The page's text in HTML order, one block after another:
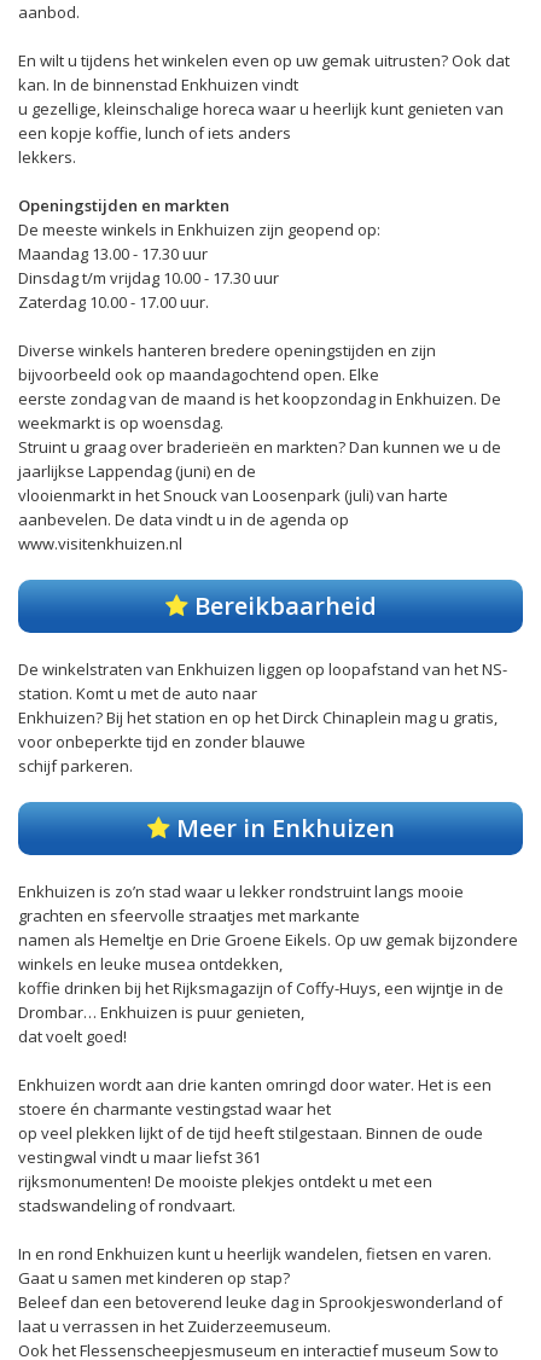
aanbod.
En wilt u tijdens het winkelen even op uw gemak uitrusten? Ook dat
kan. In de binnenstad Enkhuizen vindt
u gezellige, kleinschalige horeca waar u heerlijk kunt genieten van
een kopje koffie, lunch of iets anders
lekkers.
Openingstijden en markten
De meeste winkels in Enkhuizen zijn geopend op:
Maandag 13.00 - 17.30 uur
Dinsdag t/m vrijdag 10.00 - 17.30 uur
Zaterdag 10.00 - 17.00 uur.
Diverse winkels hanteren bredere openingstijden en zijn
bijvoorbeeld ook op maandagochtend open. Elke
eerste zondag van de maand is het koopzondag in Enkhuizen. De
weekmarkt is op woensdag.
Struint u graag over braderieën en markten? Dan kunnen we u de
jaarlijkse Lappendag (juni) en de
vlooienmarkt in het Snouck van Loosenpark (juli) van harte
aanbevelen. De data vindt u in de agenda op
www.visitenkhuizen.nl
Bereikbaarheid
De winkelstraten van Enkhuizen liggen op loopafstand van het NS-
station. Komt u met de auto naar
Enkhuizen? Bij het station en op het Dirck Chinaplein mag u gratis,
voor onbeperkte tijd en zonder blauwe
schijf parkeren.
Meer in Enkhuizen
Enkhuizen is zo’n stad waar u lekker rondstruint langs mooie
grachten en sfeervolle straatjes met markante
namen als Hemeltje en Drie Groene Eikels. Op uw gemak bijzondere
winkels en leuke musea ontdekken,
koffie drinken bij het Rijksmagazijn of Coffy-Huys, een wijntje in de
Drombar… Enkhuizen is puur genieten,
dat voelt goed!
Enkhuizen wordt aan drie kanten omringd door water. Het is een
stoere én charmante vestingstad waar het
op veel plekken lijkt of de tijd heeft stilgestaan. Binnen de oude
vestingwal vindt u maar liefst 361
rijksmonumenten! De mooiste plekjes ontdekt u met een
stadswandeling of rondvaart.
In en rond Enkhuizen kunt u heerlijk wandelen, fietsen en varen.
Gaat u samen met kinderen op stap?
Beleef dan een betoverend leuke dag in Sprookjeswonderland of
laat u verrassen in het Zuiderzeemuseum.
Ook het Flessenscheepjesmuseum en interactief museum Sow to